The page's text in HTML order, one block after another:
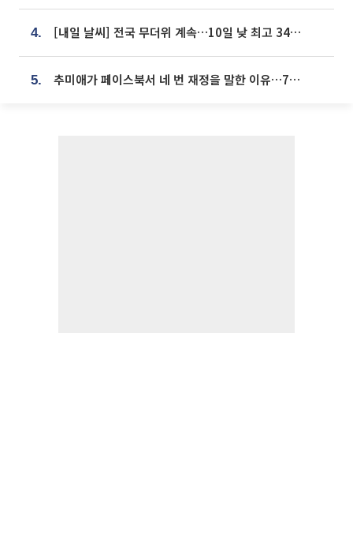
4. [내일 날씨] 전국 무더위 계속…10일 낮 최고 34도 육박
5. 추미애가 페이스북서 네 번 재정을 말한 이유…7700억 추경 열쇠는 도의회에